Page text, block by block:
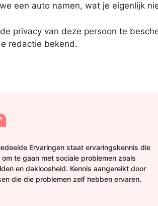
een auto namen, wat je eigenlijk
privacy van deze persoon te
redactie bekend.
Ervaringen staat ervaringskennis die
om te gaan met sociale problemen zoals
en dakloosheid. Kennis aangereikt door
die die problemen zelf hebben ervaren.